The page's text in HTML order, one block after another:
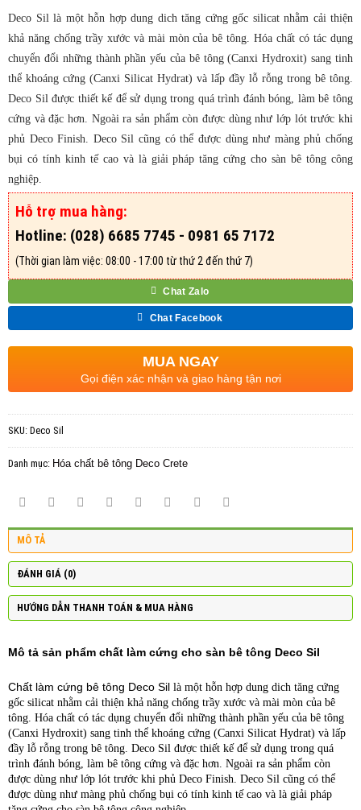
Deco Sil là một hỗn hợp dung dich tăng cứng gốc silicat nhằm cải thiện
khả năng chống trầy xước và mài mòn của bê tông. Hóa chất có tác dụng
chuyển đổi những thành phần yếu của bê tông (Canxi Hydroxit) sang tinh
thể khoáng cứng (Canxi Silicat Hydrat) và lấp đầy lỗ rỗng trong bê tông.
Deco Sil được thiết kế để sử dụng trong quá trình đánh bóng, làm bê tông
cứng và đặc hơn. Ngoài ra sản phẩm còn được dùng như lớp lót trước khi
phủ Deco Finish. Deco Sil cũng có thể được dùng như màng phủ chống
bụi có tính kinh tế cao và là giải pháp tăng cứng cho sàn bê tông công
nghiệp.
Hỗ trợ mua hàng:
Hotline: (028) 6685 7745 - 0981 65 7172
(Thời gian làm việc: 08:00 - 17:00 từ thứ 2 đến thứ 7)
Chat Zalo
Chat Facebook
MUA NGAY
Gọi điện xác nhận và giao hàng tận nơi
SKU: Deco Sil
Danh mục: Hóa chất bê tông Deco Crete
MÔ TẢ
ĐÁNH GIÁ (0)
HƯỚNG DẪN THANH TOÁN & MUA HÀNG
Mô tả sản phẩm chất làm cứng cho sàn bê tông Deco Sil
Chất làm cứng bê tông Deco Sil là một hỗn hợp dung dich tăng cứng
gốc silicat nhằm cải thiện khả năng chống trầy xước và mài mòn của bê
tông. Hóa chất có tác dụng chuyển đổi những thành phần yếu của bê tông
(Canxi Hydroxit) sang tinh thể khoáng cứng (Canxi Silicat Hydrat) và lấp
đầy lỗ rỗng trong bê tông. Deco Sil được thiết kế để sử dụng trong quá
trình đánh bóng, làm bê tông cứng và đặc hơn. Ngoài ra sản phẩm còn
được dùng như lớp lót trước khi phủ Deco Finish. Deco Sil cũng có thể
được dùng như màng phủ chống bụi có tính kinh tế cao và là giải pháp